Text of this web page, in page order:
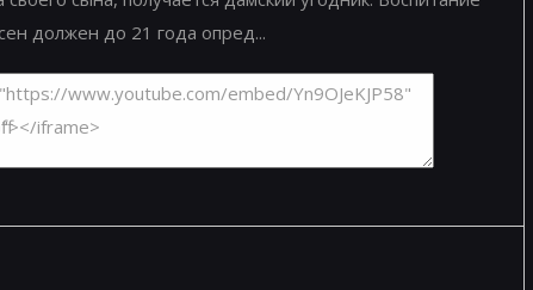
должен до 21 года опред...